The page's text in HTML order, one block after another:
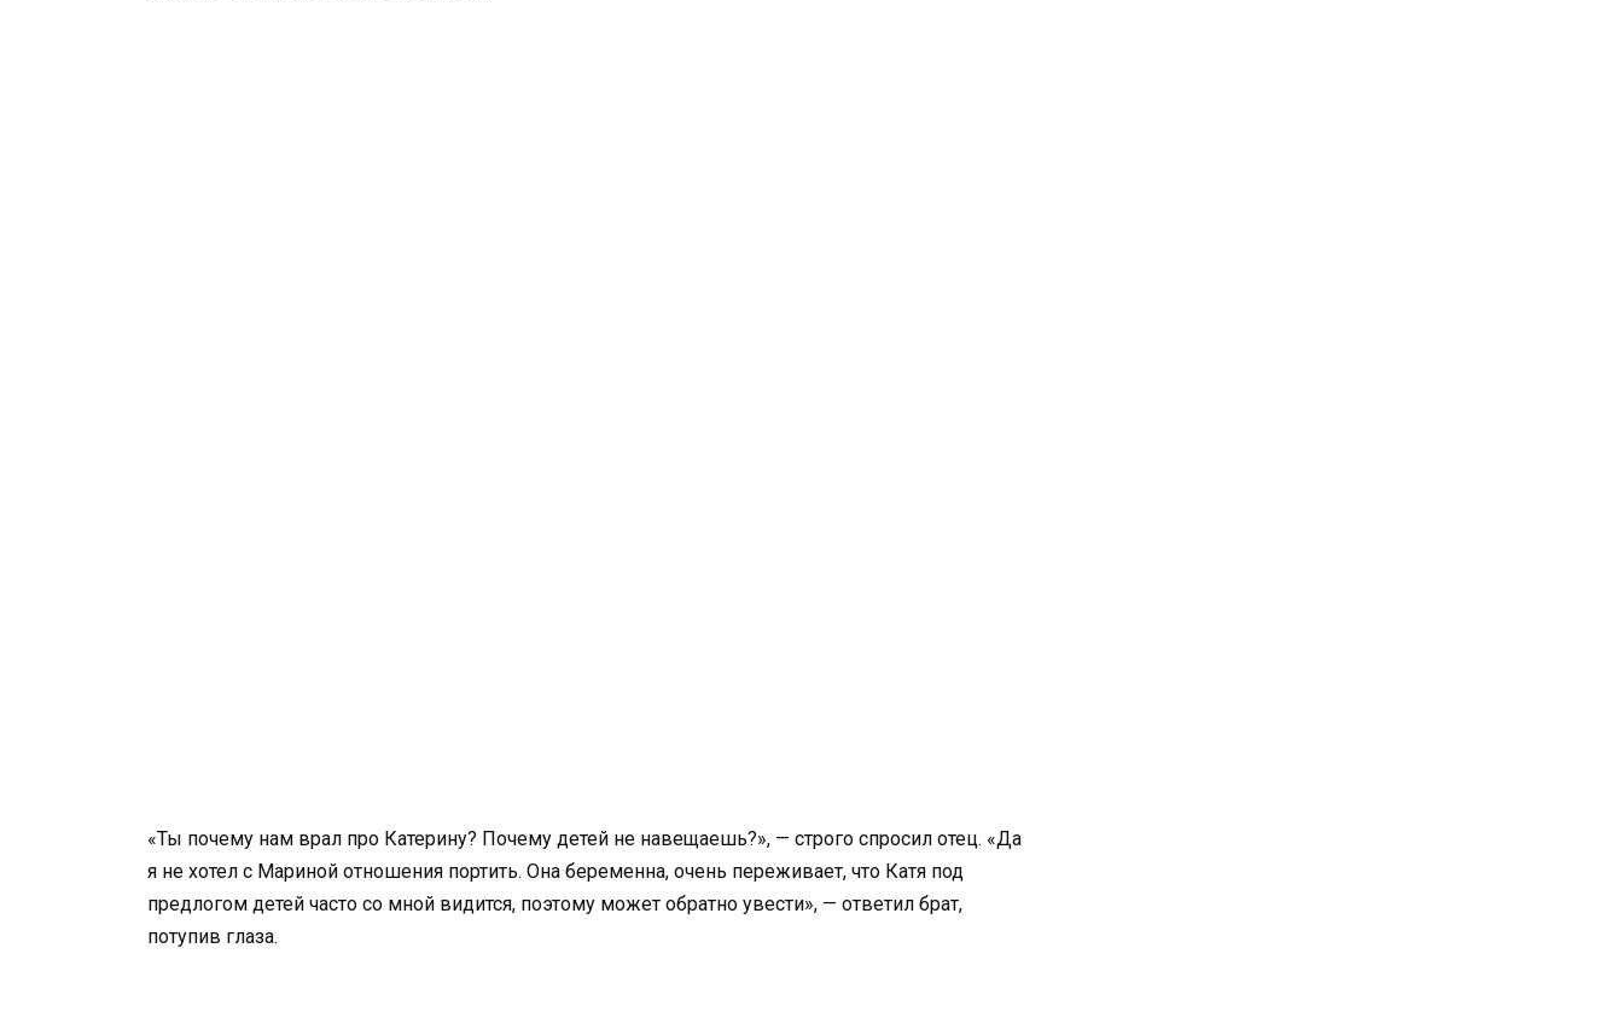
«Ты почему нам врал про Катерину? Почему детей не навещаешь?», — строго спросил отец. «Да
я не хотел с Мариной отношения портить. Она беременна, очень переживает, что Катя под
предлогом детей часто со мной видится, поэтому может обратно увести», — ответил брат,
потупив глаза.